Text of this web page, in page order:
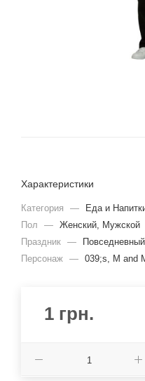
Характеристики
Категория —
Еда и
Пол
— Женский, Мужской
Праздник —
Повседневный
Персонаж — 039;s, M and
1 грн.